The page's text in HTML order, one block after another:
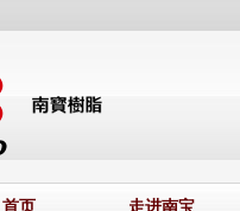
首页 走进南宝